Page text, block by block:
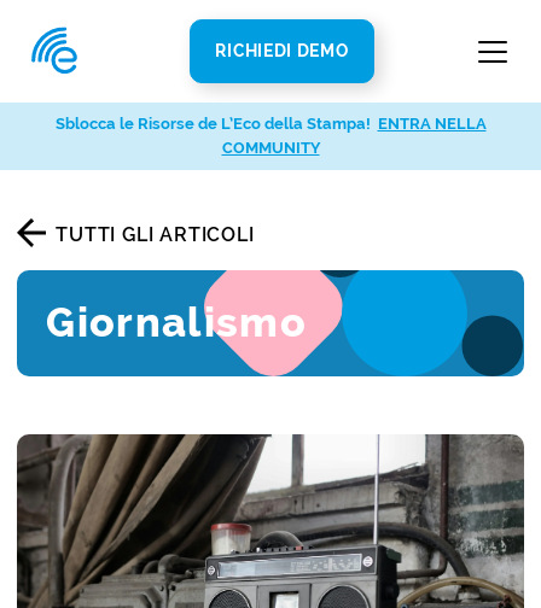
RICHIEDI DEMO
TUTTI GLI ARTICOLI
Giornalismo
Sblocca le Risorse de L’Eco della Stampa! ENTRA NELLA
COMMUNITY